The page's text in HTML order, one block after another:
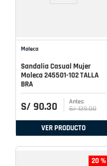
Moleca
Sandalia Casual Mujer
Moleca 245501-102 TALLA
BRA
S/ 90.30 S/ 129.00
VER PRODUCTO
20 %